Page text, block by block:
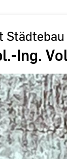
Städtebau
Ing.